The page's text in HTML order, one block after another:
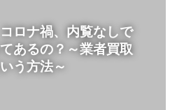
コロナ禍、内覧なしで
あるの？～業者買取
う方法～